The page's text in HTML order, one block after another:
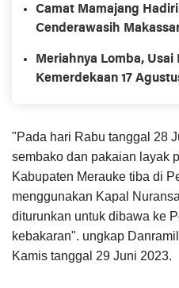
Camat Mamajang
Cenderawasih
Meriahnya Lomba,
Kemerdekaan 17
"Pada hari Rabu tanggal 28
sembako dan pakaian layak
Kabupaten Merauke tiba di
menggunakan Kapal
diturunkan untuk dibawa ke
kebakaran". ungkap
Kamis tanggal 29 Juni 2023.